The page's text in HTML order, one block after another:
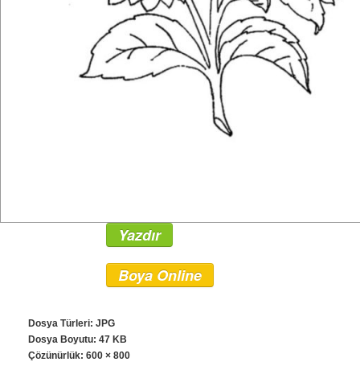
Yazdır
Boya Online
Dosya Türleri: JPG
Dosya Boyutu: 47 KB
Çözünürlük: 600 × 800